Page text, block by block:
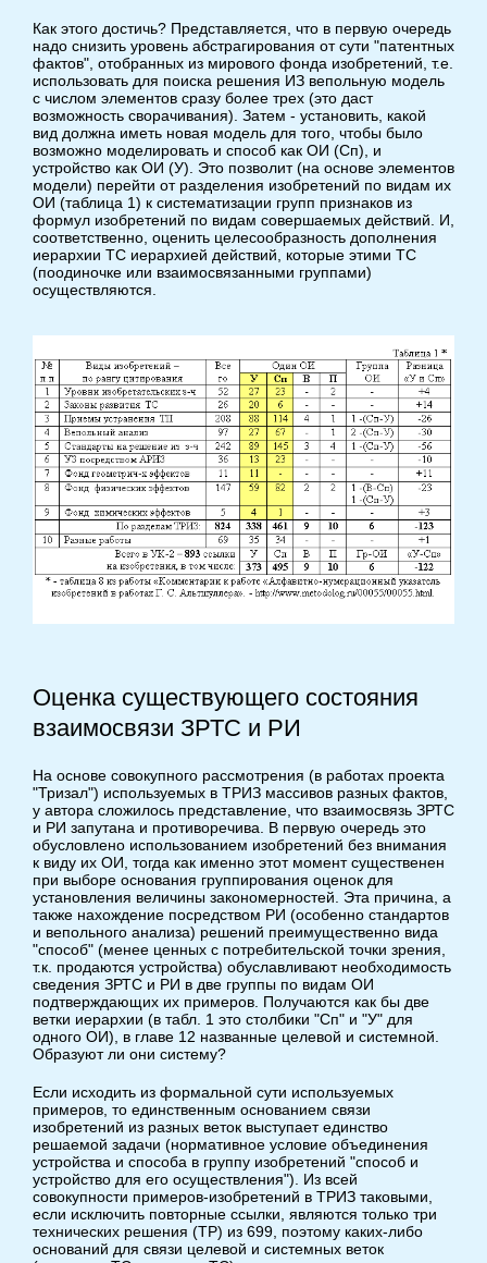
Как этого достичь? Представляется, что в первую очередь
надо снизить уровень абстрагирования от сути "патентных
фактов", отобранных из мирового фонда изобретений, т.е.
использовать для поиска решения ИЗ вепольную модель
с числом элементов сразу более трех (это даст
возможность сворачивания). Затем - установить, какой
вид должна иметь новая модель для того, чтобы было
возможно моделировать и способ как ОИ (Сп), и
устройство как ОИ (У). Это позволит (на основе элементов
модели) перейти от разделения изобретений по видам их
ОИ (таблица 1) к систематизации групп признаков из
формул изобретений по видам совершаемых действий. И,
соответственно, оценить целесообразность дополнения
иерархии ТС иерархией действий, которые этими ТС
(поодиночке или взаимосвязанными группами)
осуществляются.
Оценка существующего состояния
взаимосвязи ЗРТС и РИ
На основе совокупного рассмотрения (в работах проекта
"Тризал") используемых в ТРИЗ массивов разных фактов,
у автора сложилось представление, что взаимосвязь ЗРТС
и РИ запутана и противоречива. В первую очередь это
обусловлено использованием изобретений без внимания
к виду их ОИ, тогда как именно этот момент существенен
при выборе основания группирования оценок для
установления величины закономерностей. Эта причина, а
также нахождение посредством РИ (особенно стандартов
и вепольного анализа) решений преимущественно вида
"способ" (менее ценных с потребительской точки зрения,
т.к. продаются устройства) обуславливают необходимость
сведения ЗРТС и РИ в две группы по видам ОИ
подтверждающих их примеров. Получаются как бы две
ветки иерархии (в табл. 1 это столбики "Сп" и "У" для
одного ОИ), в главе 12 названные целевой и системной.
Образуют ли они систему?
Если исходить из формальной сути используемых
примеров, то единственным основанием связи
изобретений из разных веток выступает единство
решаемой задачи (нормативное условие объединения
устройства и способа в группу изобретений "способ и
устройство для его осуществления"). Из всей
совокупности примеров-изобретений в ТРИЗ таковыми,
если исключить повторные ссылки, являются только три
технических решения (ТР) из 699, поэтому каких-либо
оснований для связи целевой и системных веток